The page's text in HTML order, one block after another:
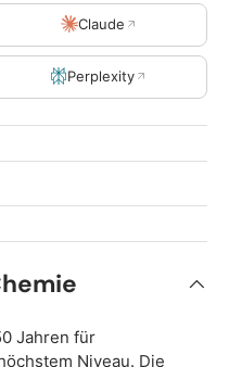
Claude
Perplexity
Jahren für
Niveau. Die